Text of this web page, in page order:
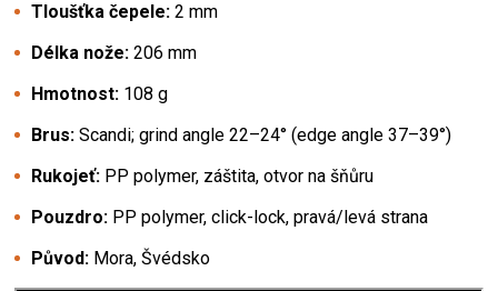
Tloušťka čepele: 2 mm
Délka nože: 206 mm
Hmotnost: 108 g
Brus: Scandi; grind angle 22–24° (edge angle 37–39°)
Rukojeť: PP polymer, záštita, otvor na šňůru
Pouzdro: PP polymer, click-lock, pravá/levá strana
Původ: Mora, Švédsko